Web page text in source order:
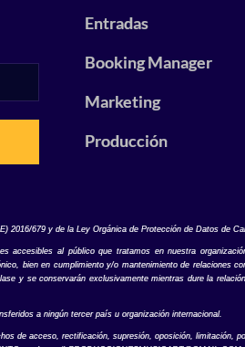
Entradas
Booking Manager
Marketing
Producción
2016/679 y de la Ley Orgánica de Protección de Datos de
accesibles al público que tratamos en nuestra
bien en cumplimiento y/o mantenimiento de relaciones
y se conservarán exclusivamente mientras dure la
a ningún tercer país u organización internacional.
de acceso, rectificación, supresión, oposición, limitación,